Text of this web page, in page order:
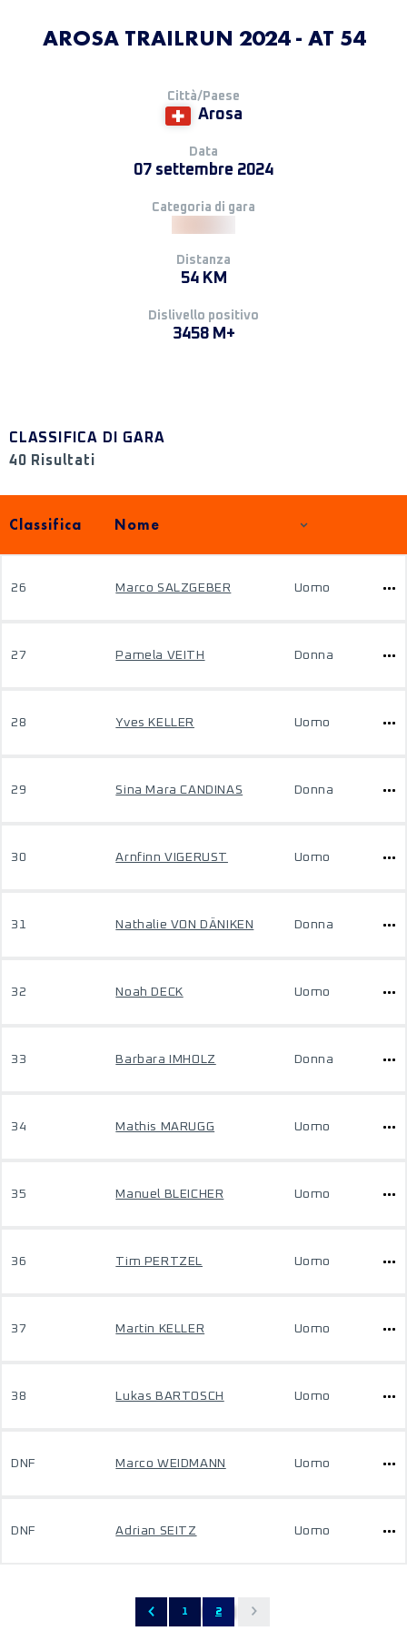
AROSA TRAILRUN 2024 - AT 54
Città/Paese
Arosa
Data
07 settembre 2024
Categoria di gara
Distanza
54 KM
Dislivello positivo
3458 M+
CLASSIFICA DI GARA
40 Risultati
Classifica Nome
26 Marco SALZGEBER Uomo
27 Pamela VEITH Donna
28 Yves KELLER Uomo
29 Sina Mara CANDINAS Donna
30 Arnfinn VIGERUST Uomo
31 Nathalie VON DÄNIKEN Donna
32 Noah DECK Uomo
33 Barbara IMHOLZ Donna
34 Mathis MARUGG Uomo
35 Manuel BLEICHER Uomo
36 Tim PERTZEL Uomo
37 Martin KELLER Uomo
38 Lukas BARTOSCH Uomo
DNF Marco WEIDMANN Uomo
DNF Adrian SEITZ Uomo
1 2